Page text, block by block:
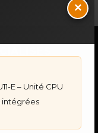
×
E – Unité CPU
intégrées